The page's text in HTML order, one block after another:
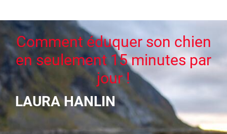
Comment éduquer son chien
en seulement 15 minutes par
jour !
LAURA HANLIN